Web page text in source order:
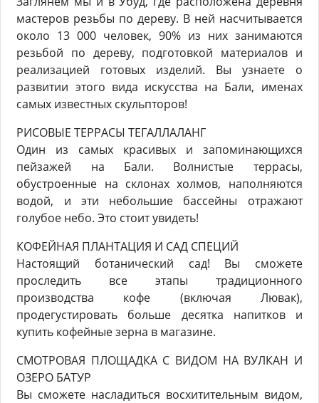
мастеров резьбы по дереву. В ней насчитывается
около 13 000 человек, 90% из них занимаются
резьбой по дереву, подготовкой материалов и
реализацией готовых изделий. Вы узнаете о
развитии этого вида искусства на Бали, именах
самых известных скульпторов!
РИСОВЫЕ ТЕРРАСЫ ТЕГАЛЛАЛАНГ
Один из самых красивых и запоминающихся
пейзажей на Бали. Волнистые террасы,
обустроенные на склонах холмов, наполняются
водой, и эти небольшие бассейны отражают
голубое небо. Это стоит увидеть!
КОФЕЙНАЯ ПЛАНТАЦИЯ И САД СПЕЦИЙ
Настоящий ботанический сад! Вы сможете
проследить все этапы традиционного
производства кофе (включая Лювак),
продегустировать больше десятка напитков и
купить кофейные зерна в магазине.
СМОТРОВАЯ ПЛОЩАДКА С ВИДОМ НА ВУЛКАН И
ОЗЕРО БАТУР
Вы сможете насладиться восхитительным видом,